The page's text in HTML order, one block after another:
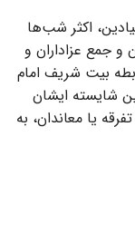
اکثر شب‌ها
و جمع عزاداران و
بیت شریف امام
شایسته ایشان
یا معاندان، به